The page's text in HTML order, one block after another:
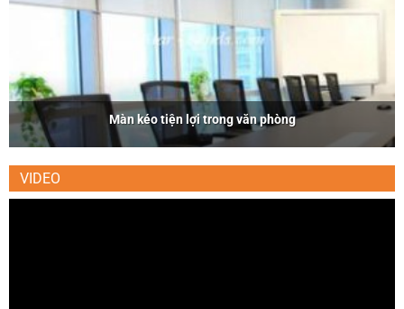
Màn kéo tiện lợi trong văn phòng
VIDEO